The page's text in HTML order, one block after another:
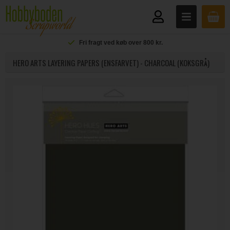
Fri fragt ved køb over 800 kr.
HERO ARTS LAYERING PAPERS (ENSFARVET) - CHARCOAL (KOKSGRÅ)